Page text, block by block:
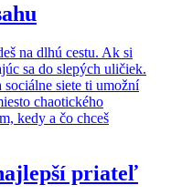
na dlhú cestu. Ak si
sa do slepých uličiek.
sociálne siete ti umožní
chaotického
kedy a čo chceš
priateľ